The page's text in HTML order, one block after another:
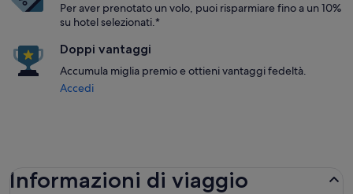
Per aver prenotato un volo, puoi risparmiare fino a un 10%
su hotel selezionati.*
Doppi vantaggi
Accumula miglia premio e ottieni vantaggi fedeltà.
Accedi
Informazioni di viaggio